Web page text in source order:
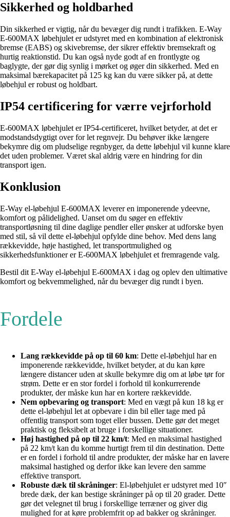
Sikkerhed og holdbarhed
Din sikkerhed er vigtig, når du bevæger dig rundt i trafikken. E-Way
E-600MAX løbehjulet er udstyret med en kombination af elektronisk
bremse (EABS) og skivebremse, der sikrer effektiv bremsekraft og
hurtig reaktionstid. Du kan også nyde godt af en frontlygte og
baglygte, der gør dig synlig i mørket og øger din sikkerhed. Med en
maksimal bærekapacitet på 125 kg kan du være sikker på, at dette
løbehjul er robust og holdbart.
IP54 certificering for værre vejrforhold
E-600MAX løbehjulet er IP54-certificeret, hvilket betyder, at det er
modstandsdygtigt over for let regnvejr. Du behøver ikke længere
bekymre dig om pludselige regnbyger, da dette løbehjul vil kunne klare
det uden problemer. Været skal aldrig være en hindring for din
transport igen.
Konklusion
E-Way el-løbehjul E-600MAX leverer en imponerende ydeevne,
komfort og pålidelighed. Uanset om du søger en effektiv
transportløsning til dine daglige pendler eller ønsker at udforske byen
med stil, så vil dette el-løbehjul opfylde dine behov. Med dens lang
rækkevidde, høje hastighed, let transportmulighed og
sikkerhedsfunktioner er E-600MAX løbehjulet et fremragende valg.
Bestil dit E-Way el-løbehjul E-600MAX i dag og oplev den ultimative
komfort og bekvemmelighed, når du bevæger dig rundt i byen.
Fordele
Lang rækkevidde på op til 60 km: Dette el-løbehjul har en
imponerende rækkevidde, hvilket betyder, at du kan køre
længere distancer uden at skulle bekymre dig om at løbe tør for
strøm. Dette er en stor fordel i forhold til konkurrerende
produkter, der måske kun har en kortere rækkevidde.
Nem opbevaring og transport: Med en vægt på kun 18 kg er
dette el-løbehjul let at opbevare i din bil eller tage med på
offentlig transport som toget eller bussen. Dette gør det meget
praktisk og fleksibelt at bruge i forskellige situationer.
Høj hastighed på op til 22 km/t: Med en maksimal hastighed
på 22 km/t kan du komme hurtigt frem til din destination. Dette
er en fordel i forhold til andre produkter, der måske har en lavere
maksimal hastighed og derfor ikke kan levere den samme
effektive transport.
Robuste dæk til skråninger: El-løbehjulet er udstyret med 10″
brede dæk, der kan bestige skråninger på op til 20 grader. Dette
gør det velegnet til brug i forskellige terræner og giver dig
mulighed for at køre problemfrit op ad bakker og skråninger.